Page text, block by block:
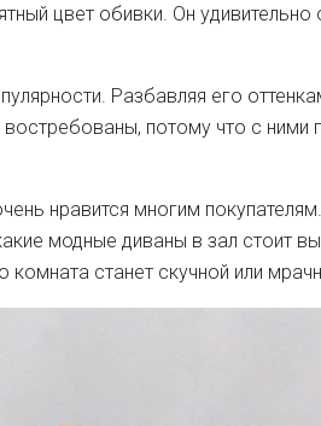
цвет обивки. Он
Разбавляя его
потому что с
нравится многим
модные диваны в зал стоит
станет скучной или